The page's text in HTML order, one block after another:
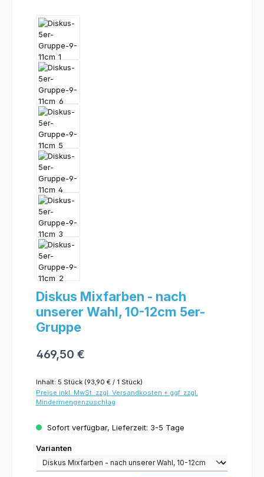
Diskus Mixfarben - nach
unserer Wahl, 10-12cm 5er-
Gruppe
469,50 €
Inhalt: 5 Stück (93,90 € / 1 Stück)
Preise inkl. MwSt. zzgl. Versandkosten + ggf. zzgl.
Mindermengenzuschlag
Sofort verfügbar, Lieferzeit: 3-5 Tage
Varianten
Varianten